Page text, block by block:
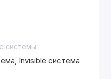
системы
Invisible система